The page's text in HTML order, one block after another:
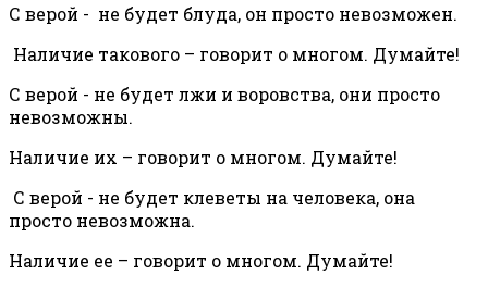
С верой - не будет блуда, он просто невозможен.
Наличие такового – говорит о многом. Думайте!
С верой - не будет лжи и воровства, они просто
невозможны.
Наличие их – говорит о многом. Думайте!
С верой - не будет клеветы на человека, она
просто невозможна.
Наличие ее – говорит о многом. Думайте!